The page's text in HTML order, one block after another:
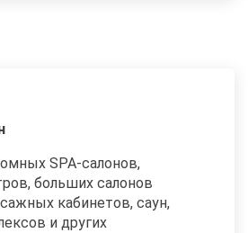
SPA-салонов,
больших салонов
кабинетов, саун,
и других